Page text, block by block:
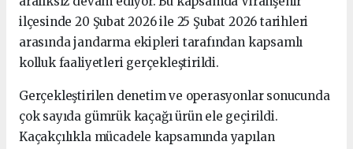
ilçesinde 20 Şubat 2026 ile 25 Şubat 2026 tarihleri
arasında jandarma ekipleri tarafından kapsamlı
kolluk faaliyetleri gerçekleştirildi.
Gerçekleştirilen denetim ve operasyonlar sonucunda
çok sayıda gümrük kaçağı ürün ele geçirildi.
Kaçakçılıkla mücadele kapsamında yapılan